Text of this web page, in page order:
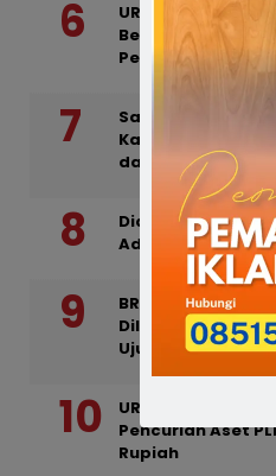
URC Resmob
Bersenjata
Pelaku Akhirnya
Satresnarkoba
Kasus Narkotika,
dan Sita 78,65
Diduga Dipicu
Adu Jotos di
BREAKING NEWS :
Dilaporkan
Ujung
URC Satreskrim
Pencurian Aset
Rupiah